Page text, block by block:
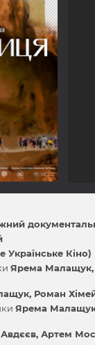
Українське Кіно)
Ярема Малащук
Роман
Ярема
Авдєєв Артем